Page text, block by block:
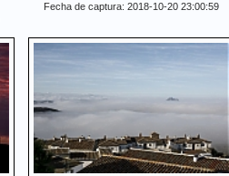
Fecha de captura: 2018-10-20 23:00:59